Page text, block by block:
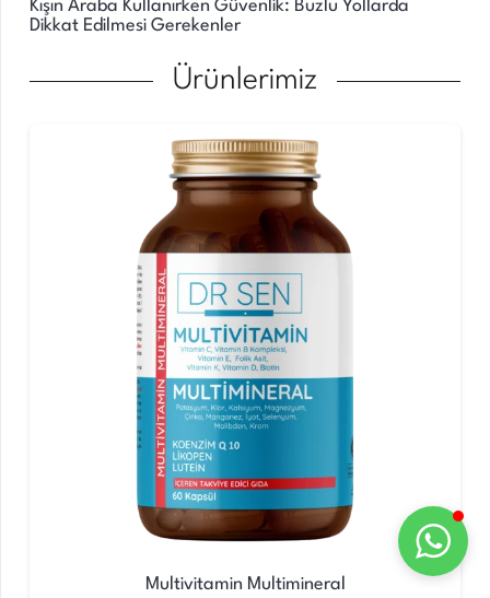
Kışın Araba Kullanırken Güvenlik: Buzlu Yollarda
Dikkat Edilmesi Gerekenler
Ürünlerimiz
Multivitamin Multimineral